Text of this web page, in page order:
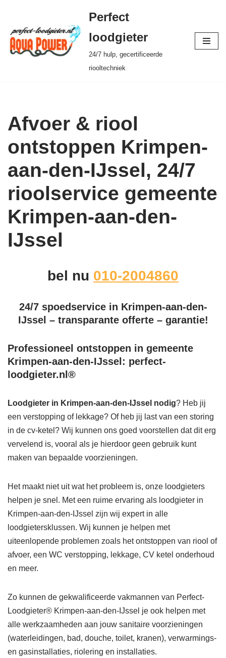
Ga
naar
de
Perfect
loodgieter
24/7 hulp, gecertificeerde
riooltechniek
Afvoer & riool
ontstoppen Krimpen-
aan-den-IJssel, 24/7
rioolservice gemeente
Krimpen-aan-den-
IJssel
bel nu 010-2004860
24/7 spoedservice in Krimpen-aan-den-
IJssel – transparante offerte – garantie!
Professioneel ontstoppen in gemeente
Krimpen-aan-den-IJssel: perfect-
loodgieter.nl®
Loodgieter in Krimpen-aan-den-IJssel nodig? Heb jij
een verstopping of lekkage? Of heb jij last van een storing
in de cv-ketel? Wij kunnen ons goed voorstellen dat dit erg
vervelend is, vooral als je hierdoor geen gebruik kunt
maken van bepaalde voorzieningen.
Het maakt niet uit wat het probleem is, onze loodgieters
helpen je snel. Met een ruime ervaring als loodgieter in
Krimpen-aan-den-IJssel zijn wij expert in alle
loodgietersklussen. Wij kunnen je helpen met
uiteenlopende problemen zoals het ontstoppen van riool of
afvoer, een WC verstopping, lekkage, CV ketel onderhoud
en meer.
Zo kunnen de gekwalificeerde vakmannen van Perfect-
Loodgieter® Krimpen-aan-den-IJssel je ook helpen met
alle werkzaamheden aan jouw sanitaire voorzieningen
(waterleidingen, bad, douche, toilet, kranen), verwarmings-
en gasinstallaties, riolering en installaties.